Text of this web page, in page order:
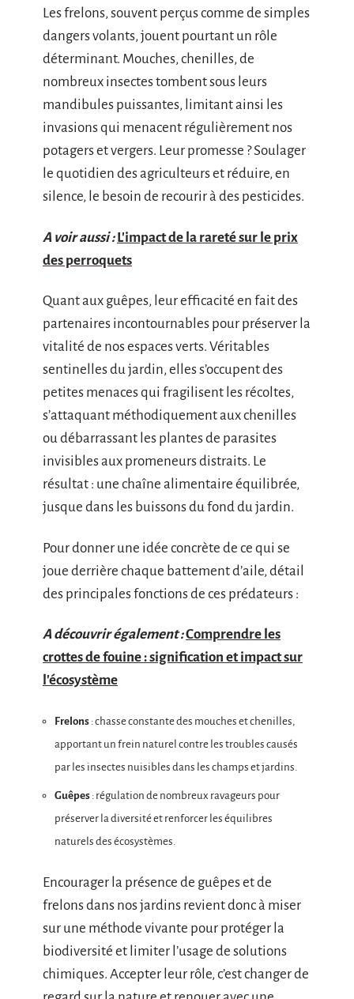
Les frelons, souvent perçus comme de simples
dangers volants, jouent pourtant un rôle
déterminant. Mouches, chenilles, de
nombreux insectes tombent sous leurs
mandibules puissantes, limitant ainsi les
invasions qui menacent régulièrement nos
potagers et vergers. Leur promesse ? Soulager
le quotidien des agriculteurs et réduire, en
silence, le besoin de recourir à des pesticides.
A voir aussi : L'impact de la rareté sur le prix
des perroquets
Quant aux guêpes, leur efficacité en fait des
partenaires incontournables pour préserver la
vitalité de nos espaces verts. Véritables
sentinelles du jardin, elles s’occupent des
petites menaces qui fragilisent les récoltes,
s’attaquant méthodiquement aux chenilles
ou débarrassant les plantes de parasites
invisibles aux promeneurs distraits. Le
résultat : une chaîne alimentaire équilibrée,
jusque dans les buissons du fond du jardin.
Pour donner une idée concrète de ce qui se
joue derrière chaque battement d’aile, détail
des principales fonctions de ces prédateurs :
A découvrir également :Comprendre les
crottes de fouine : signification et impact sur
l'écosystème
Frelons : chasse constante des mouches et chenilles,
apportant un frein naturel contre les troubles causés
par les insectes nuisibles dans les champs et jardins.
Guêpes : régulation de nombreux ravageurs pour
préserver la diversité et renforcer les équilibres
naturels des écosystèmes.
Encourager la présence de guêpes et de
frelons dans nos jardins revient donc à miser
sur une méthode vivante pour protéger la
biodiversité et limiter l’usage de solutions
chimiques. Accepter leur rôle, c’est changer de